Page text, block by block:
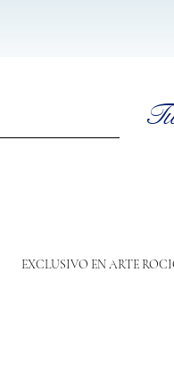
EXCLUSIVO EN ARTE